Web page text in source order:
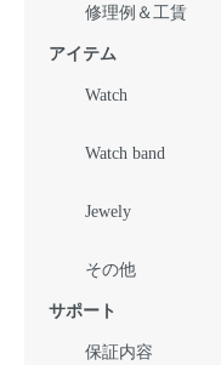
修理例＆工賃
アイテム
Watch
Watch band
Jewely
その他
サポート
保証内容